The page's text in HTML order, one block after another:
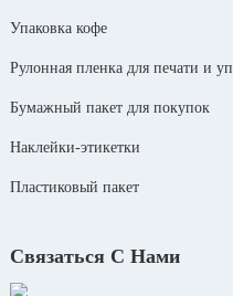
Упаковка кофе
Рулонная пленка для печати и
Бумажный пакет для покупок
Наклейки-этикетки
Пластиковый пакет
Связаться С Нами